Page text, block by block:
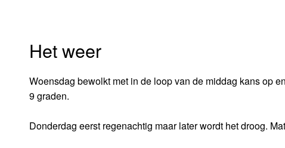
Het weer
Woensdag bewolkt met in de loop van de middag kans op
9 graden.
Donderdag eerst regenachtig maar later wordt het droog.